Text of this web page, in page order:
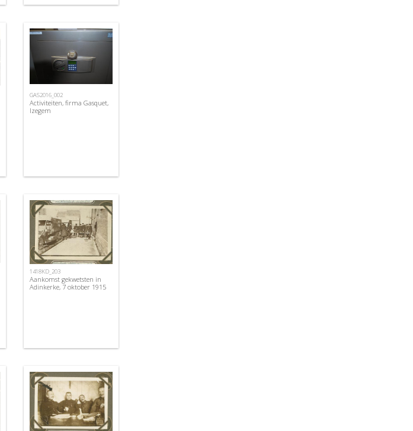
GAS2016_002
Activiteiten, firma Gasquet,
Izegem
1418KD_203
Aankomst gekwetsten in
Adinkerke, 7 oktober 1915